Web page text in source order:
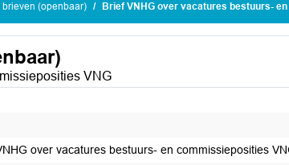
brieven (openbaar) Brief VNHG over vacatures bestuurs-
VNG
over vacatures bestuurs- en commissieposities